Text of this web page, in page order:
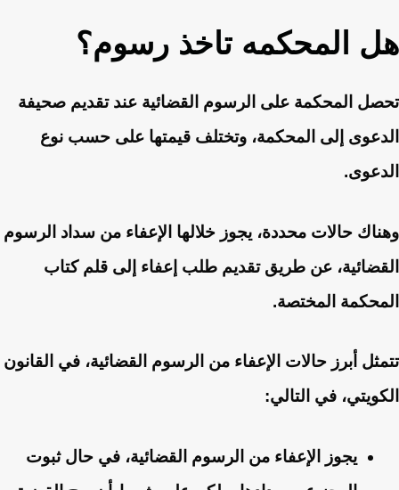
هل المحكمه تاخذ رسوم؟
تحصل المحكمة على الرسوم القضائية عند تقديم صحيفة
الدعوى إلى المحكمة، وتختلف قيمتها على حسب نوع
الدعوى.
وهناك حالات محددة، يجوز خلالها الإعفاء من سداد الرسوم
القضائية، عن طريق تقديم طلب إعفاء إلى قلم كتاب
المحكمة المختصة.
تتمثل أبرز حالات الإعفاء من الرسوم القضائية، في القانون
الكويتي، في التالي:
يجوز الإعفاء من الرسوم القضائية، في حال ثبوت